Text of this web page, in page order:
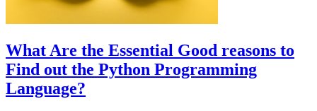
What Are the Essential Good reasons to
Find out the Python Programming
Language?